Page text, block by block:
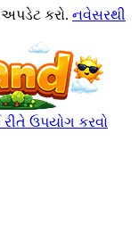
કરો. નવેસરથી
ઉપયોગ કરવો